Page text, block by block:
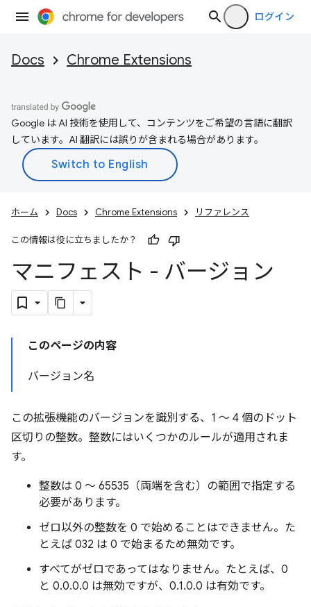
ログイン
Docs Chrome Extensions
Google は AI 技術を使用して、コンテンツをご希望の言語に翻訳
しています。AI 翻訳には誤りが含まれる場合があります。
ホーム Docs Chrome Extensions リファレンス
この情報は役に立ちましたか？
マニフェスト - バージョン
このページの内容
バージョン名
この拡張機能のバージョンを識別する、1 ～ 4 個のドット
区切りの整数。整数にはいくつかのルールが適用されま
す。
整数は 0 ～ 65535（両端を含む）の範囲で指定する
必要があります。
ゼロ以外の整数を 0 で始めることはできません。た
とえば 032 は 0 で始まるため無効です。
すべてがゼロであってはなりません。たとえば、0
と 0.0.0.0 は無効ですが、0.1.0.0 は有効です。